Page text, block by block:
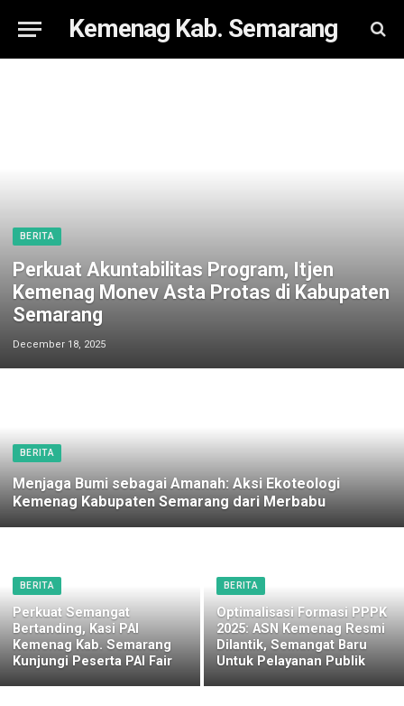
Kemenag Kab. Semarang
BERITA
Perkuat Akuntabilitas Program, Itjen
Kemenag Monev Asta Protas di Kabupaten
Semarang
December 18, 2025
BERITA
Menjaga Bumi sebagai Amanah: Aksi Ekoteologi
Kemenag Kabupaten Semarang dari Merbabu
BERITA
Perkuat Semangat
Bertanding, Kasi PAI
Kemenag Kab. Semarang
Kunjungi Peserta PAI Fair
BERITA
Optimalisasi Formasi PPPK
2025: ASN Kemenag Resmi
Dilantik, Semangat Baru
Untuk Pelayanan Publik